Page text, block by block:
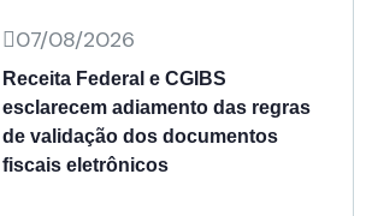
07/08/2026
Receita Federal e CGIBS
esclarecem adiamento das regras
de validação dos documentos
fiscais eletrônicos